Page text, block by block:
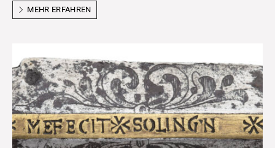
MEHR ERFAHREN